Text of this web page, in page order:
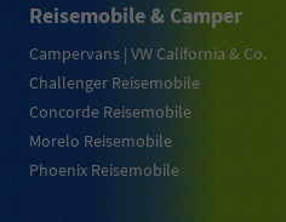
Reisemobile & Camper
Campervans | VW California & Co.
Challenger Reisemobile
Concorde Reisemobile
Morelo Reisemobile
Phoenix Reisemobile